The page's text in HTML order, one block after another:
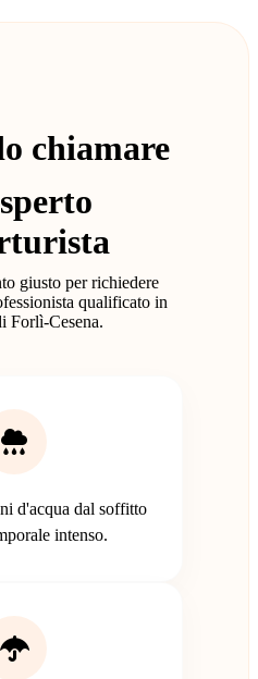
chiamare
giusto per richiedere
qualificato in
Forlì-Cesena.
d'acqua dal soffitto
intenso.